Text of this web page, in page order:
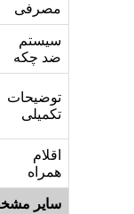
مصرفی
سیستم
ضد چکه
توضیحات
تکمیلی
اقلام
همراه
سایر